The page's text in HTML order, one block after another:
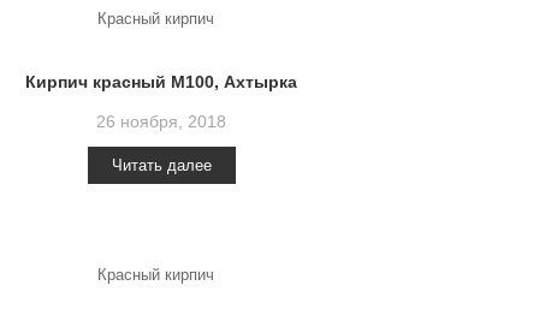
Красный кирпич
Кирпич красный М100, Ахтырка
26 ноября, 2018
Читать далее
Красный кирпич